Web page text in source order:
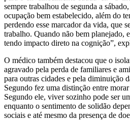
sempre trabalhou de segunda a
ocupação bem estabelecido, além do
perdendo esse marcador da vida, que
trabalho. Quando não bem planejado,
tendo impacto direto na cognição”,
O médico também destacou que o
agravado pela perda de familiares e
para outras cidades e pela diminuição
Segundo fez uma distinção entre
Segundo ele, viver sozinho pode ser
enquanto o sentimento de solidão
sociais e até mesmo da presença de